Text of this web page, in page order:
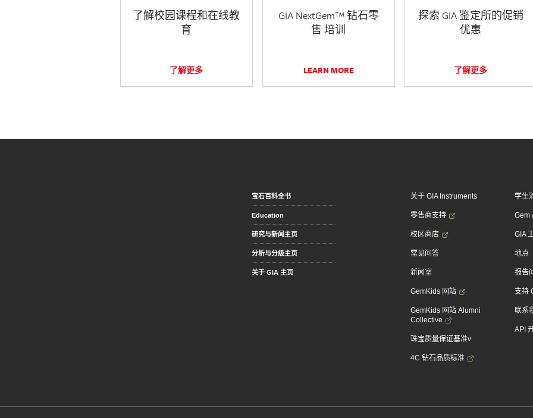
了解校园课程和在线教
育
了解更多
GIA NextGem™ 钻石零
售 培训
LEARN MORE
探索 GIA 鉴定所的促销
优惠
了解更多
宝石百科全书
Education
研究与新闻主页
分析与分级主页
关于 GIA 主页
关于 GIA Instruments
零售商支持
校区商店
常见问答
新闻室
GemKids 网站
GemKids 网站 Alumni
Collective
珠宝质量保证基准v
4C 钻石品质标准
学生
Gem
GIA
地点
报告
支持
联系
API